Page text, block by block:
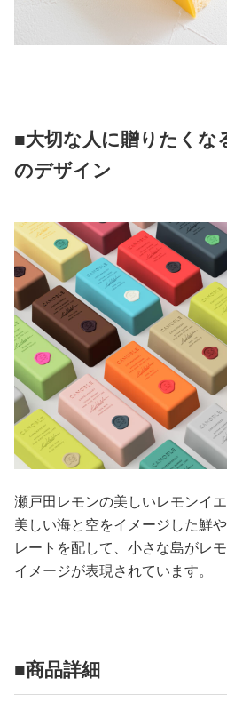
■大切な人に贈りたくな
のデザイン
瀬戸田レモンの美しいレモンイ
美しい海と空をイメージした鮮
レートを配して、小さな島がレ
イメージが表現されています。
■商品詳細